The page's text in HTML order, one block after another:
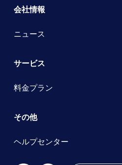
会社情報
ニュース
サービス
料金プラン
その他
ヘルプセンター